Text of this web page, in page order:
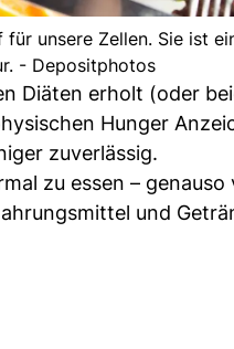
unsere Zellen. Sie ist
- Depositphotos
Diäten erholt (oder
Hunger
zuverlässig.
zu essen –
und